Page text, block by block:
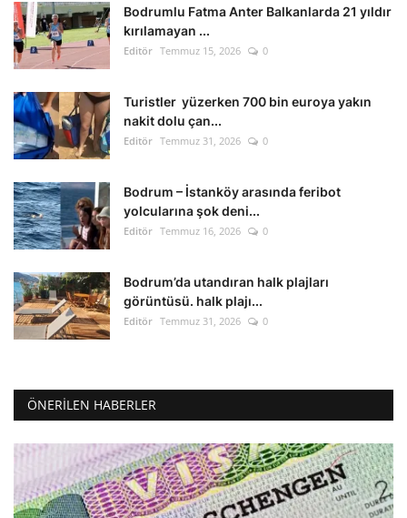
Bodrumlu Fatma Anter Balkanlarda 21 yıldır
kırılamayan ...
Editör Temmuz 15, 2026 0
Turistler yüzerken 700 bin euroya yakın
nakit dolu çan...
Editör Temmuz 31, 2026 0
Bodrum – İstanköy arasında feribot
yolcularına şok deni...
Editör Temmuz 16, 2026 0
Bodrum’da utandıran halk plajları
görüntüsü. halk plajı...
Editör Temmuz 31, 2026 0
ÖNERILEN HABERLER